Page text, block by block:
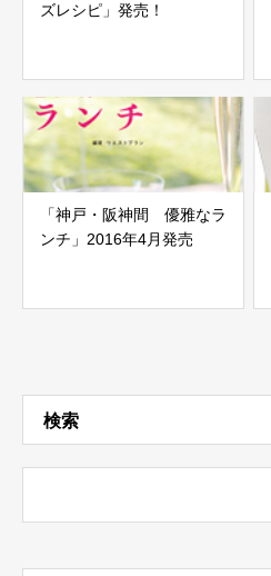
ズレシピ」発売！
「神戸・阪神間 優雅なラ
ンチ」2016年4月発売
検索